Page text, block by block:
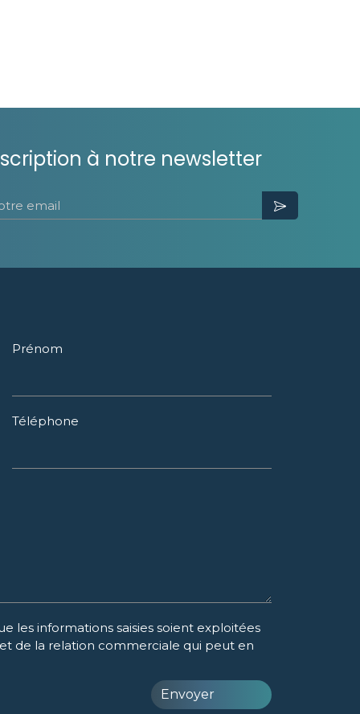
à notre newsletter
email
Prénom
Téléphone
les informations saisies soient exploitées
de la relation commerciale qui peut en
Envoyer